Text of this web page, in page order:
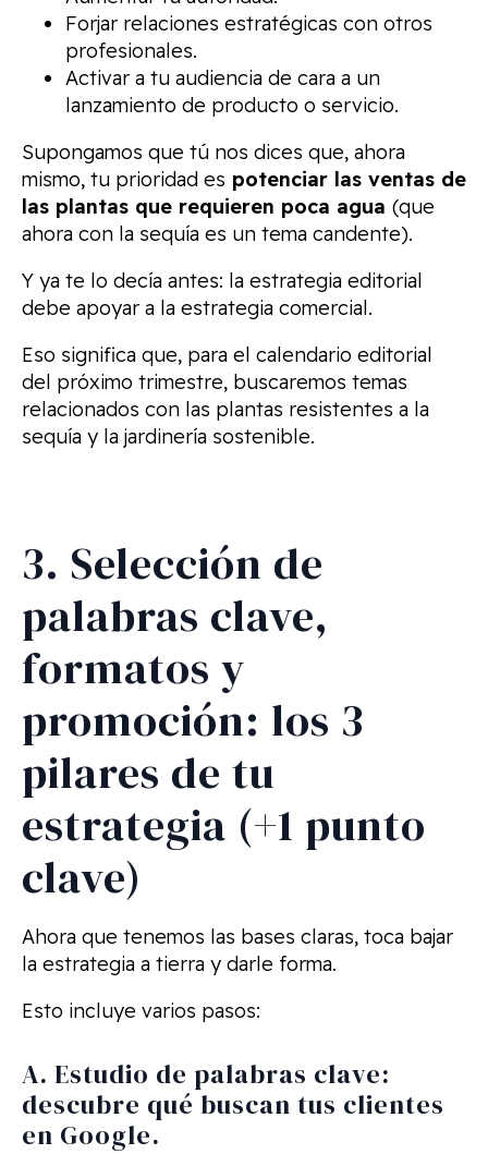
Forjar relaciones estratégicas con otros
profesionales.
Activar a tu audiencia de cara a un
lanzamiento de producto o servicio.
Supongamos que tú nos dices que, ahora
mismo, tu prioridad es potenciar las ventas de
las plantas que requieren poca agua (que
ahora con la sequía es un tema candente).
Y ya te lo decía antes: la estrategia editorial
debe apoyar a la estrategia comercial.
Eso significa que, para el calendario editorial
del próximo trimestre, buscaremos temas
relacionados con las plantas resistentes a la
sequía y la jardinería sostenible.
3. Selección de
palabras clave,
formatos y
promoción: los 3
pilares de tu
estrategia (+1 punto
clave)
Ahora que tenemos las bases claras, toca bajar
la estrategia a tierra y darle forma.
Esto incluye varios pasos:
A. Estudio de palabras clave:
descubre qué buscan tus clientes
en Google.